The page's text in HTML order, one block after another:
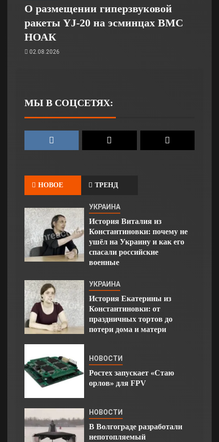
О размещении гиперзвуковой
ракеты YJ-20 на эсминцах ВМС
НОАК
02.08.2026
МЫ В СОЦСЕТЯХ:
НОВОЕ ТРЕНД
УКРАИНА
История Виталия из
Константиновки: почему не
ушёл на Украину и как его
спасали российские
военные
УКРАИНА
История Екатерины из
Константиновки: от
праздничных тортов до
потери дома и матери
НОВОСТИ
Ростех запускает «Стаю
орлов» для FPV
НОВОСТИ
В Волгограде разработали
непотопляемый